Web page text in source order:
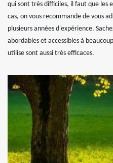
qui sont très difficiles, il faut que les
cas, on vous recommande de vous
plusieurs années d'expérience.
abordables et accessibles à
utilise sont aussi très efficaces.